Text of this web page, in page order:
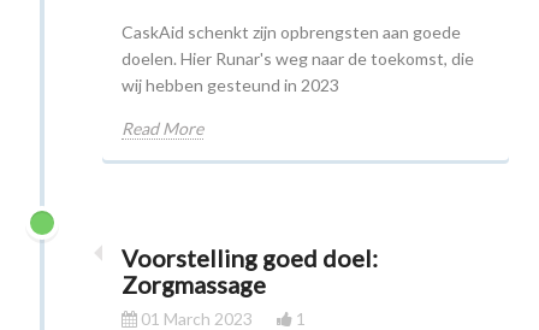
CaskAid schenkt zijn opbrengsten aan goede
doelen. Hier Runar's weg naar de toekomst, die
wij hebben gesteund in 2023
Read More
Voorstelling goed doel:
Zorgmassage
01 March 2023 1